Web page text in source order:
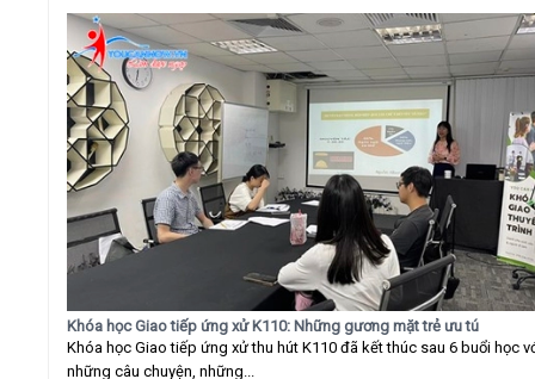
Khóa học Giao tiếp ứng xử K110: Những gương mặt trẻ ưu tú
Khóa học Giao tiếp ứng xử thu hút K110 đã kết thúc sau 6 buổi học
những câu chuyện, những...